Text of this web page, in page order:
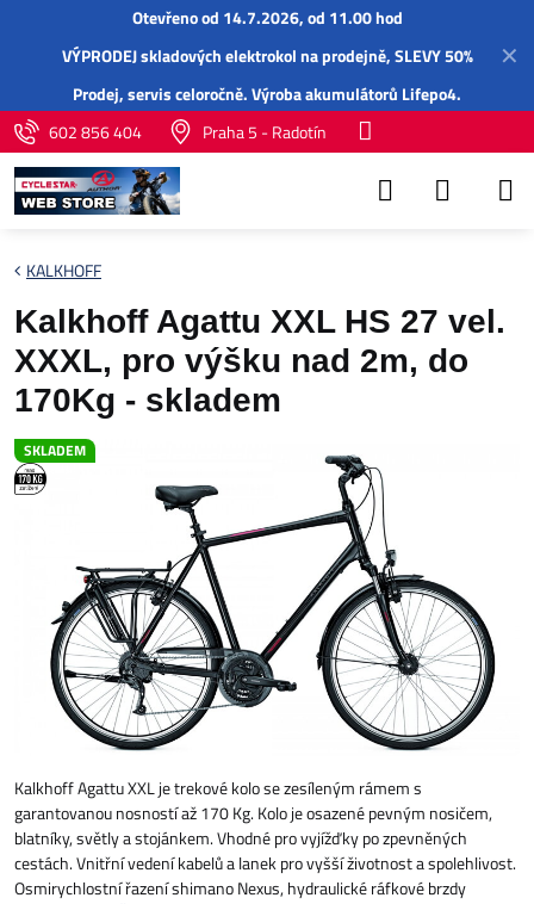
✕
Otevřeno od 14.7.2026, od 11.00 hod
VÝPRODEJ skladových elektrokol na prodejně, SLEVY 50%
Prodej,servisceloročně.Výroba akumulátorů Lifepo4.
602 856 404
Praha 5 - Radotín
SKLADEM
KALKHOFF
Kalkhoff Agattu XXL HS 27 vel.
XXXL, pro výšku nad 2m, do
170Kg - skladem
Kalkhoff Agattu XXL je trekové kolo se zesíleným rámem s
garantovanou nosností až 170 Kg. Kolo je osazené pevným nosičem,
blatníky, světly a stojánkem. Vhodné pro vyjížďky po zpevněných
cestách. Vnitřní vedení kabelů a lanek pro vyšší životnost a spolehlivost.
Osmirychlostní řazení shimano Nexus, hydraulické ráfkové brzdy